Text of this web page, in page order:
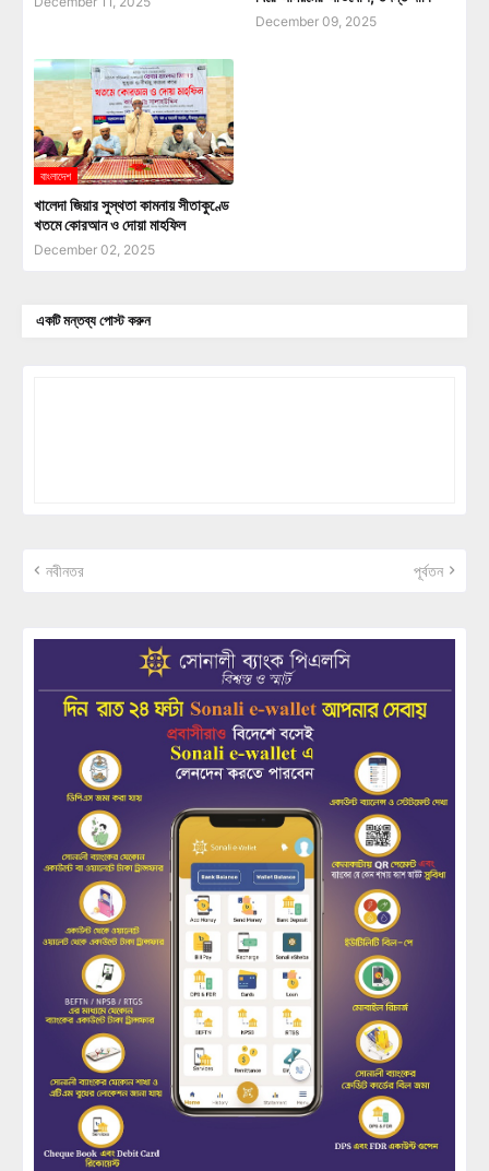
December 09, 2025
বাংলাদেশ
খালেদা জিয়ার সুস্থতা কামনায় সীতাকুণ্ডে
খতমে কোরআন ও দোয়া মাহফিল
December 02, 2025
একটি মন্তব্য পোস্ট করুন
নবীনতর পূর্বতন